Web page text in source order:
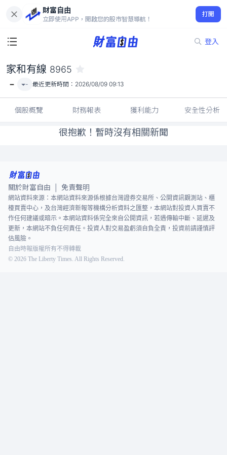
財富自由
立即使用APP，開啟您的股市智慧導航！
打開
登入
-
家和有線 8965
- - 最近更新時間： 2026/08/09 09:13
個股概覽 財務報表 獲利能力 安全性分析
很抱歉！暫時沒有相關新聞
關於財富自由 免責聲明
網站資料來源：本網站資料來源係根據台灣證券交易所、公開資訊觀測站、櫃
檯買賣中心，及台灣經濟新報等機構分析資料之匯整，本網站對投資人買賣不
作任何建議或暗示。本網站資料係完全來自公開資訊，若遇傳輸中斷、延遲及
更新，本網站不負任何責任。投資人對交易盈虧須自負全責，投資前請謹慎評
估風險。
自由時報版權所有不得轉載
© 2026 The Liberty Times. All Rights Reserved.